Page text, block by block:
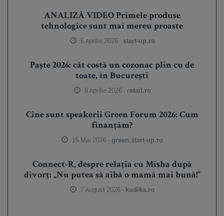
ANALIZĂ VIDEO Primele produse
tehnologice sunt mai mereu proaste
6 Aprilie 2026 - start-up.ro
Paște 2026: cât costă un cozonac plin cu de
toate, în București
8 Aprilie 2026 - retail.ro
Cine sunt speakerii Green Forum 2026: Cum
finanțăm?
15 Mai 2026 - green.start-up.ro
Connect-R, despre relația cu Misha după
divorț: „Nu putea să aibă o mamă mai bună!”
7 August 2026 - kudika.ro